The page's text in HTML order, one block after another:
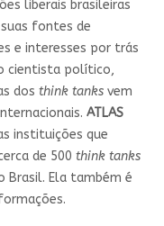
liberais brasileiras
fontes de
e interesses por trás
cientista político,
dos think tanksvem
ATLAS
instituições que
de 500 think tanks
Brasil. Ela também é